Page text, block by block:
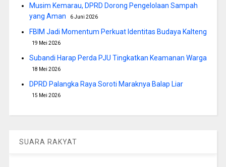
Musim Kemarau, DPRD Dorong Pengelolaan Sampah
yang Aman
6 Juni 2026
FBIM Jadi Momentum Perkuat Identitas Budaya Kalteng
19 Mei 2026
Subandi Harap Perda PJU Tingkatkan Keamanan Warga
18 Mei 2026
DPRD Palangka Raya Soroti Maraknya Balap Liar
15 Mei 2026
SUARA RAKYAT